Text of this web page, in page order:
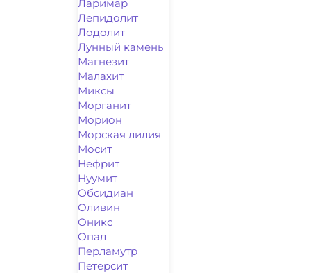
Ларимар
Лепидолит
Лодолит
Лунный камень
Магнезит
Малахит
Миксы
Морганит
Морион
Морская лилия
Мосит
Нефрит
Нуумит
Обсидиан
Оливин
Оникс
Опал
Перламутр
Петерсит